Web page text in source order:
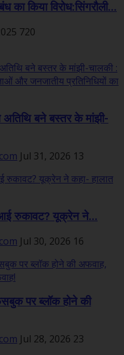
किया विरोध:सिंगरौली...
720
अतिथि बने बस्तर के मांझी-
Jul 31, 2026 13
रुकावट? यूक्रेन ने...
Jul 30, 2026 16
पर ब्लॉक होने की
Jul 28, 2026 23